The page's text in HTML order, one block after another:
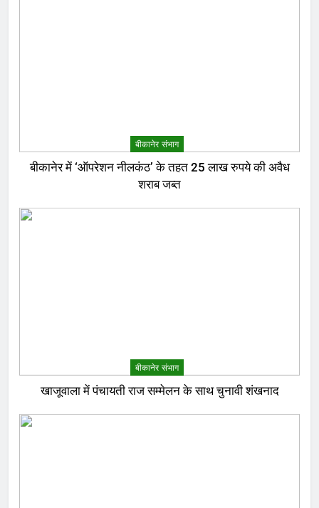
बीकानेर संभाग
बीकानेर में ‘ऑपरेशन नीलकंठ’ के तहत 25 लाख रुपये की अवैध
शराब जब्त
बीकानेर संभाग
खाजूवाला में पंचायती राज सम्मेलन के साथ चुनावी शंखनाद